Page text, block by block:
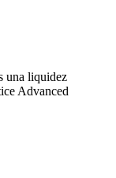
una liquidez
Advanced